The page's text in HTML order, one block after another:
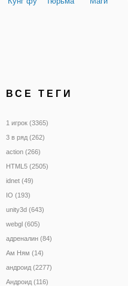
ВСЕ ТЕГИ
1 игрок (3365)
3 в ряд (262)
action (266)
HTML5 (2505)
idnet (49)
IO (193)
unity3d (643)
webgl (605)
адреналин (84)
Ам Ням (14)
андроид (2277)
Андроид (116)